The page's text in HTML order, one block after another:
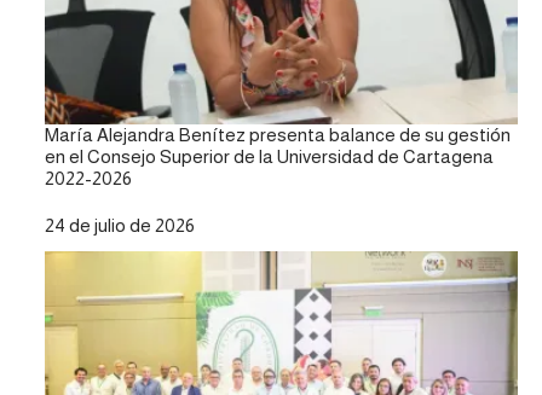
María Alejandra Benítez presenta balance de su gestión
en el Consejo Superior de la Universidad de Cartagena
2022-2026
Fecha
24 de julio de 2026